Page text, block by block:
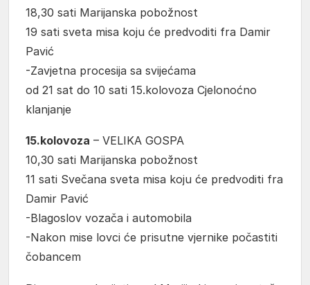
18,30 sati Marijanska pobožnost
19 sati sveta misa koju će predvoditi fra Damir
Pavić
-Zavjetna procesija sa svijećama
od 21 sat do 10 sati 15.kolovoza Cjelonoćno
klanjanje
15.kolovoza – VELIKA GOSPA
10,30 sati Marijanska pobožnost
11 sati Svečana sveta misa koju će predvoditi fra
Damir Pavić
-Blagoslov vozača i automobila
-Nakon mise lovci će prisutne vjernike počastiti
čobancem